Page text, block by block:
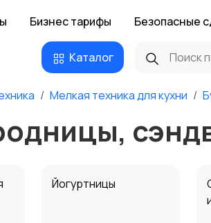
Бизнес тарифы Безопасные
Каталог
Мелкая техника для кухни
Йогуртницы